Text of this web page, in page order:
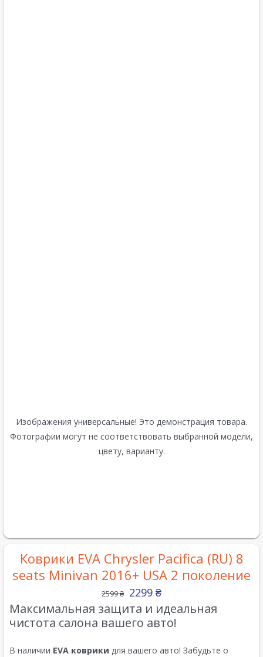
Изображения универсальные! Это демонстрация товара.
Фотографии могут не соответствовать выбранной модели,
цвету, варианту.
Коврики EVA Chrysler Pacifica (RU) 8
seats Minivan 2016+ USA 2 поколение
2599₴ 2299 ₴
Максимальная защита и идеальная
чистота салона вашего авто!
В наличии EVA коврики для вашего авто! Забудьте о